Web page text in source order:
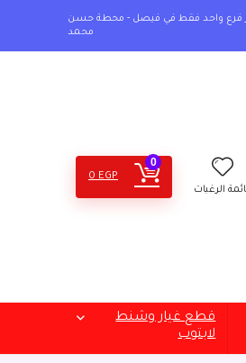
فرع واحد فقط في فيصل - محطة حسن
محمد
الرغبات
0
0 EGP
قطع غيار وشنط
لابتوب